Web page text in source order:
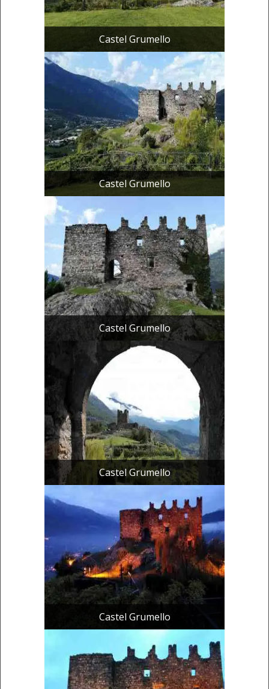
Castel Grumello
Castel Grumello
Castel Grumello
Castel Grumello
Castel Grumello